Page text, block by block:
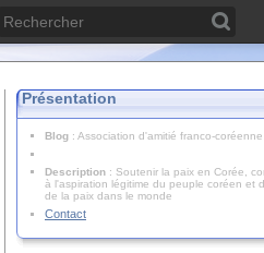
Présentation
Blog : Association d'amitié franco-coréenne
Description : Soutenir la paix en Corée,
à l'aspiration légitime du peuple coréen et
de la paix dans le monde
Contact